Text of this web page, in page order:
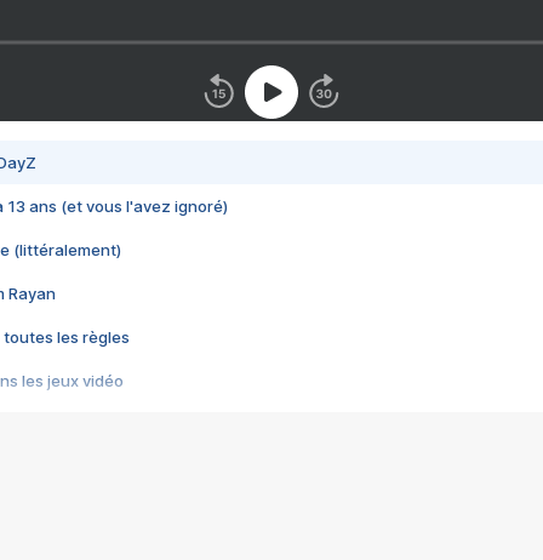
13 ans (et vous l'avez ignoré)
(littéralement)
Rayan
toutes les règles
les jeux vidéo